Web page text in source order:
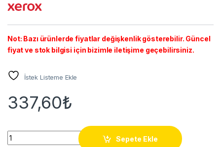
Not: Bazı ürünlerde fiyatlar değişkenlik gösterebilir. Güncel
fiyat ve stok bilgisi için bizimle iletişime geçebilirsiniz.
İstek Listeme Ekle
337,60₺
6000/6010/6015 (106R01632) MAGENTA TONER (1K) quantity
Sepete Ekle